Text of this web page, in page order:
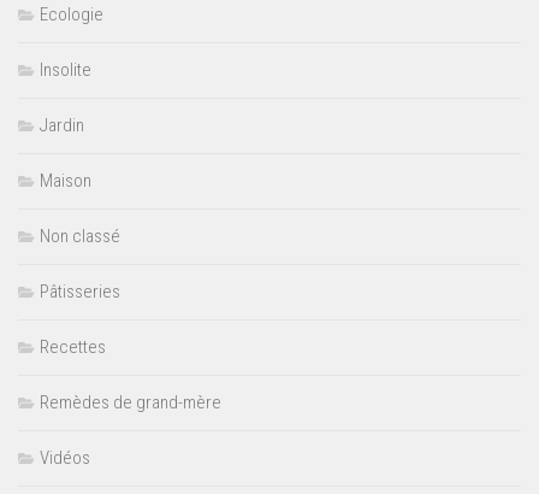
Ecologie
Insolite
Jardin
Maison
Non classé
Pâtisseries
Recettes
Remèdes de grand-mère
Vidéos